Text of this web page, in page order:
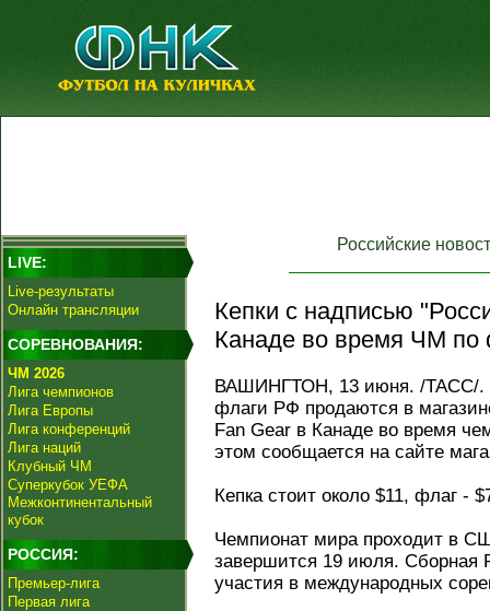
LIVE:
Live-результаты
Онлайн трансляции
СОРЕВНОВАНИЯ:
ЧМ 2026
Лига чемпионов
Лига Европы
Лига конференций
Лига наций
Клубный ЧМ
Суперкубок УЕФА
Межконтинентальный
кубок
РОССИЯ:
Премьер-лига
Первая лига
Российские
Кепки с надписью
Канаде во время ЧМ по
ВАШИНГТОН, 13 июня. /ТАСС/.
флаги РФ продаются в
Fan Gear в Канаде во время
этом сообщается на сайте
Кепка стоит около $11, флаг -
Чемпионат мира проходит в
завершится 19 июля. Сборная
участия в международных